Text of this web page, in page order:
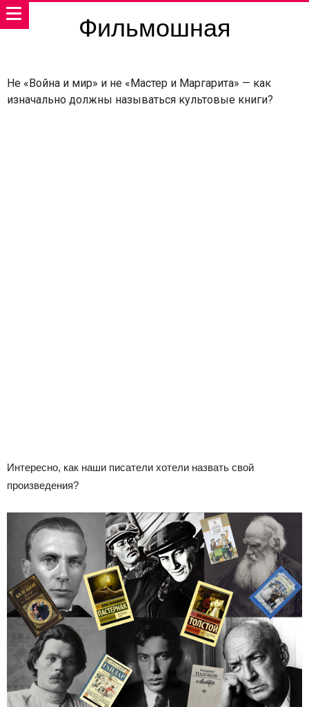
Фильмошная
Не «Война и мир» и не «Мастер и Маргарита» — как
изначально должны называться культовые книги?
Интересно, как наши писатели хотели назвать свой
произведения?